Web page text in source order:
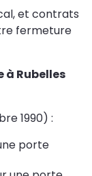
et contrats
fermeture
Rubelles
1990) :
porte